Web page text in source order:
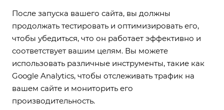
После запуска вашего сайта, вы должны
продолжать тестировать и оптимизировать его,
чтобы убедиться, что он работает эффективно и
соответствует вашим целям. Вы можете
использовать различные инструменты, такие как
Google Analytics, чтобы отслеживать трафик на
вашем сайте и мониторить его
производительность.